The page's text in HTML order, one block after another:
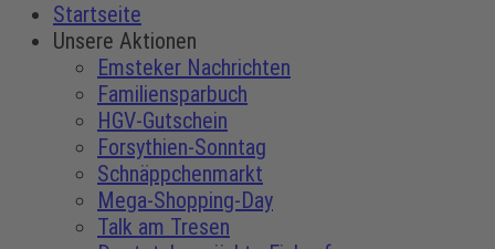
Startseite
Unsere Aktionen
Emsteker Nachrichten
Familiensparbuch
HGV-Gutschein
Forsythien-Sonntag
Schnäppchenmarkt
Mega-Shopping-Day
Talk am Tresen